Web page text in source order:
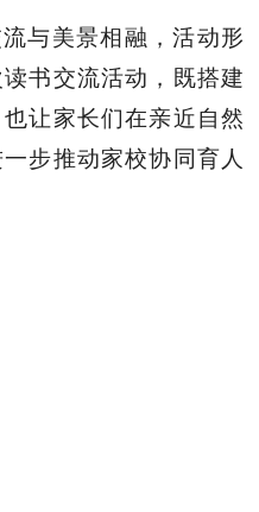
与美景相融，活动形
书交流活动，既搭建
让家长们在亲近自然
步推动家校协同育人